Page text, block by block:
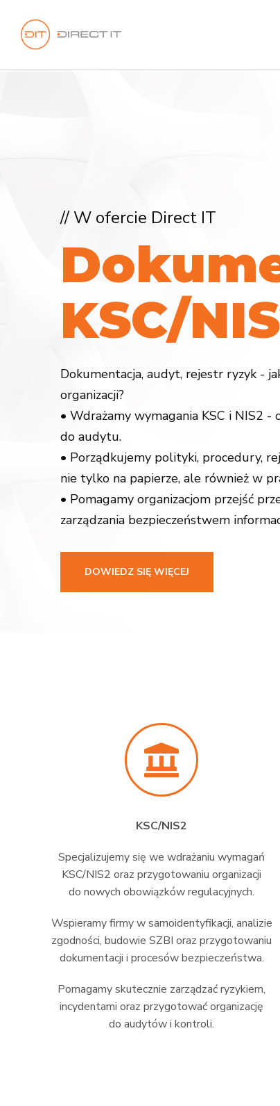
Dokum
KSC/NIS
Dokumentacja, audyt, rejestr ryzyk -
organizacji?
• Wdrażamy wymagania KSC i NIS2
do audytu.
• Porządkujemy polityki, procedury,
nie tylko na papierze, ale również w
• Pomagamy organizacjom przejść
zarządzania bezpieczeństwem
// W ofercie Direct IT
DOWIEDZ SIĘ WIĘCEJ
KSC/NIS2
Specjalizujemy się we wdrażaniu wymagań
KSC/NIS2 oraz przygotowaniu organizacji
do nowych obowiązków regulacyjnych.
Wspieramy firmy w samoidentyfikacji, analizie
zgodności, budowie SZBI oraz przygotowaniu
dokumentacji i procesów bezpieczeństwa.
Pomagamy skutecznie zarządzać ryzykiem,
incydentami oraz przygotować organizację
do audytów i kontroli.